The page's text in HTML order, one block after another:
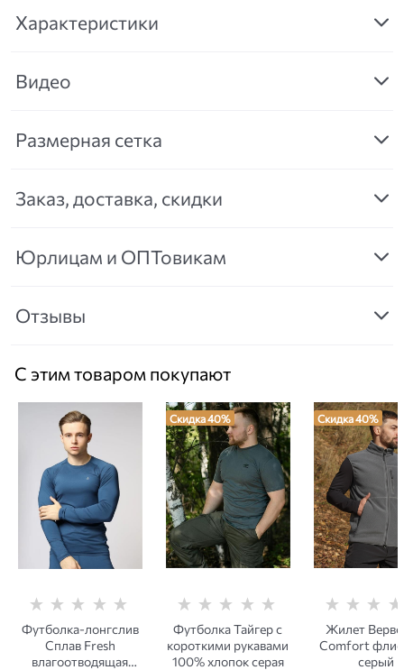
Характеристики
Видео
Размерная сетка
Заказ, доставка, скидки
Юрлицам и ОПТовикам
Отзывы
С этим товаром покупают
Футболка-лонгслив
Сплав Fresh
влагоотводящая
Скидка 40%
Футболка Тайгер с
короткими рукавами
100% хлопок серая
Скидка 40%
Жилет
Comfort
серый